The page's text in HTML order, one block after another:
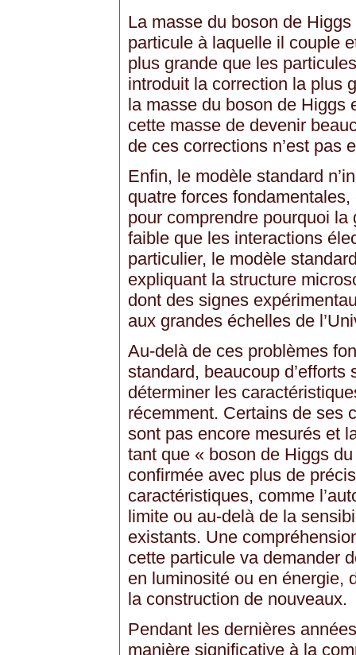
La masse du boson de
particule à laquelle il couple
plus grande que les
introduit la correction la plus
la masse du boson de Higgs
cette masse de devenir
de ces corrections n’est pas
Enfin, le modèle standard
quatre forces
pour comprendre pourquoi
faible que les interactions
particulier, le modèle
expliquant la structure
dont des signes
aux grandes échelles de
Au-delà de ces problèmes
standard, beaucoup
déterminer les
récemment. Certains de ses
sont pas encore mesurés et
tant que « boson de Higgs
confirmée avec plus de
caractéristiques, comme
limite ou au-delà de la
existants. Une
cette particule va demander
en luminosité ou en énergie,
la construction de nouveaux.
Pendant les dernières
manière significative à la